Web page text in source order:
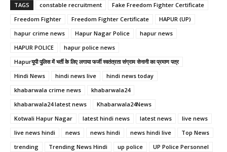
TAGS constable recruitment
Fake Freedom Fighter Certificate
Freedom Fighter
Freedom Fighter Certificate
HAPUR (UP)
hapur crime news
Hapur Nagar Police
hapur news
HAPUR POLICE
hapur police news
Hapurयूपी पुलिस में भर्ती के लिए लगाया फर्जी स्वतंत्रता संग्राम सेनानी का प्रमाण पत्र
Hindi News
hindi news live
hindi news today
khabarwala crime news
khabarwala24
khabarwala24 latest news
Khabarwala24News
Kotwali Hapur Nagar
latest hindi news latest news
live news
live news hindi
news news hindi news hindi live
Top News
trending
Trending News Hindi up police UP Police Personnel